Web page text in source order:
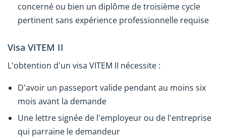
concerné ou bien un diplôme de troisième cycle
pertinent sans expérience professionnelle requise
Visa VITEM II
L'obtention d'un visa VITEM II nécessite :
D'avoir un passeport valide pendant au moins six
mois avant la demande
Une lettre signée de l'employeur ou de l'entreprise
qui parraine le demandeur